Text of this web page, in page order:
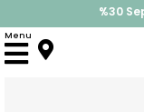
%30
İndirimlere
Menu
Anasayfa